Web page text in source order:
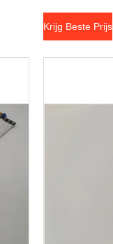
Krijg Beste Prijs